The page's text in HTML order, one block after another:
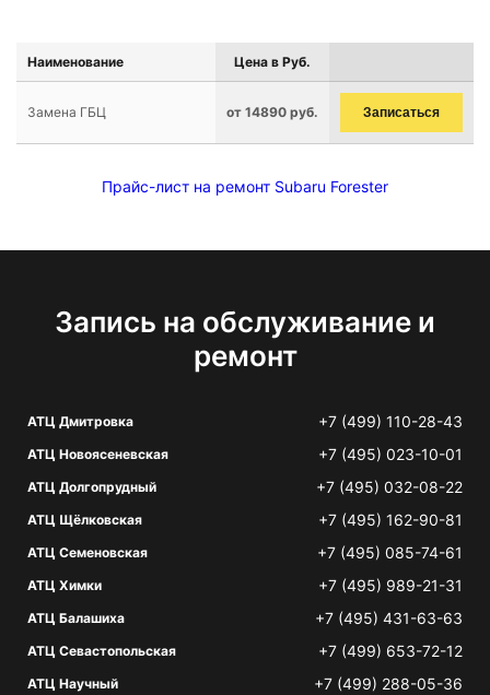
Наименование Цена в Руб.
Замена ГБЦ от 14890 руб. Записаться
Прайс-лист на ремонт Subaru Forester
Запись на обслуживание и
ремонт
АТЦ Дмитровка +7 (499) 110-28-43
АТЦ Новоясеневская +7 (495) 023-10-01
АТЦ Долгопрудный +7 (495) 032-08-22
АТЦ Щёлковская +7 (495) 162-90-81
АТЦ Семеновская +7 (495) 085-74-61
АТЦ Химки +7 (495) 989-21-31
АТЦ Балашиха +7 (495) 431-63-63
АТЦ Севастопольская +7 (499) 653-72-12
АТЦ Научный +7 (499) 288-05-36